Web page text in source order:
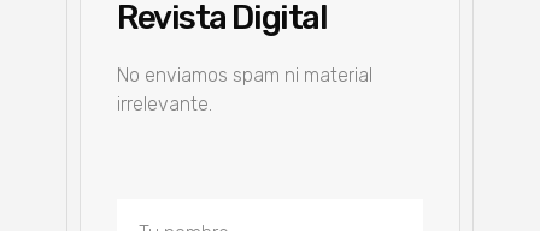
Revista Digital
No enviamos spam ni material
irrelevante.